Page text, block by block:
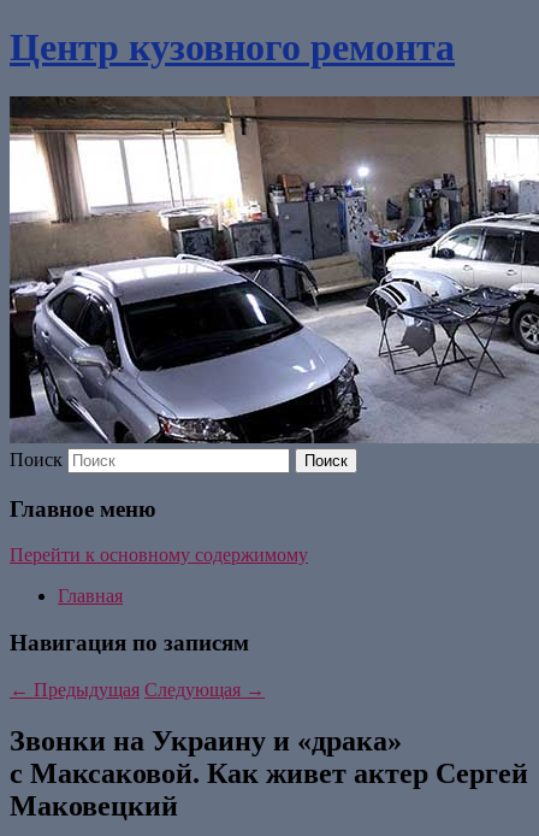
Центр кузовного ремонта
Поиск
Главное меню
Перейти к основному содержимому
Главная
Навигация по записям
← Предыдущая Следующая →
Звонки на Украину и «драка»
с Максаковой. Как живет актер Сергей
Маковецкий